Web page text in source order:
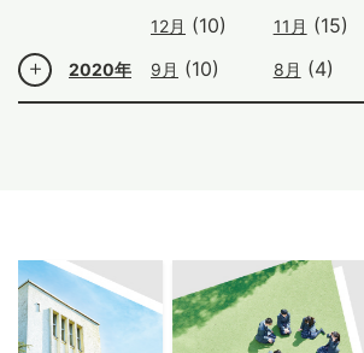
2020年
12月 (10) 11月 (15)
9月 (10) 8月 (4)